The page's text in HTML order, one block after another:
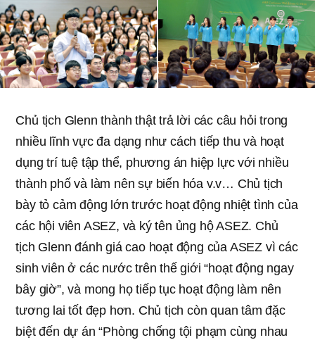
Chủ tịch Glenn thành thật trả lời các câu hỏi trong
nhiều lĩnh vực đa dạng như cách tiếp thu và hoạt
dụng trí tuệ tập thể, phương án hiệp lực với nhiều
thành phố và làm nên sự biến hóa v.v… Chủ tịch
bày tỏ cảm động lớn trước hoạt động nhiệt tình của
các hội viên ASEZ, và ký tên ủng hộ ASEZ. Chủ
tịch Glenn đánh giá cao hoạt động của ASEZ vì các
sinh viên ở các nước trên thế giới “hoạt động ngay
bây giờ”, và mong họ tiếp tục hoạt động làm nên
tương lai tốt đẹp hơn. Chủ tịch còn quan tâm đặc
biệt đến dự án “Phòng chống tội phạm cùng nhau